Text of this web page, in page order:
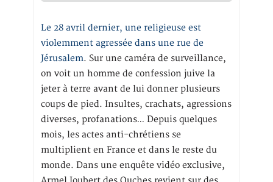
Le 28 avril dernier, une religieuse est
violemment agressée dans une rue de
Jérusalem. Sur une caméra de surveillance,
on voit un homme de confession juive la
jeter à terre avant de lui donner plusieurs
coups de pied. Insultes, crachats, agressions
diverses, profanations… Depuis quelques
mois, les actes anti-chrétiens se
multiplient en France et dans le reste du
monde. Dans une enquête vidéo exclusive,